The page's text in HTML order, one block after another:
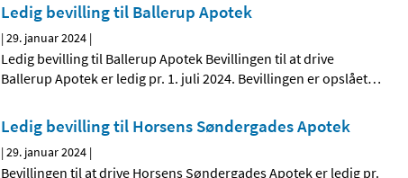
Ledig bevilling til Ballerup Apotek
|29. januar 2024 |
Ledig bevilling til Ballerup Apotek Bevillingen til at drive
Ballerup Apotek er ledig pr. 1. juli 2024. Bevillingen er opslået…
Ledig bevilling til Horsens Søndergades Apotek
|29. januar 2024 |
Bevillingen til at drive Horsens Søndergades Apotek er ledig pr.